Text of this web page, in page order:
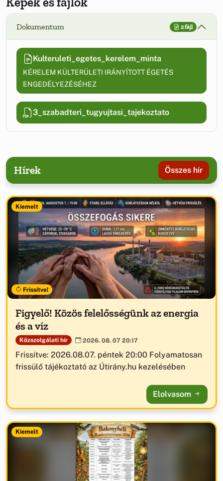
Dokumentum 2 fájl
Kulteruleti_egetes_kerelem_minta
KÉRELEM KÜLTERÜLETI IRÁNYÍTOTT ÉGETÉS
ENGEDÉLYEZÉSÉHEZ
3_szabadteri_tugyujtasi_tajekoztato
Hírek Összes hír
Kiemelt
Frissítve!
Figyelő! Közös felelősségünk az energia
és a víz
Közszolgálati hír 2026. 08. 07 20:17
Frissítve: 2026.08.07. péntek 20:00 Folyamatosan
frissülő tájékoztató az Útirány.hu kezelésében
Elolvasom
Kiemelt